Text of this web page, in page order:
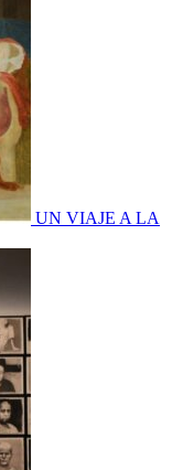
UN VIAJE A LA